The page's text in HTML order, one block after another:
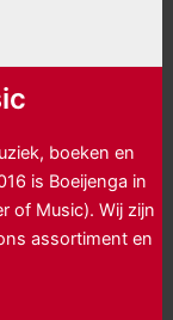
boeken en
is Boeijenga in
of Music). Wij zijn
assortiment en